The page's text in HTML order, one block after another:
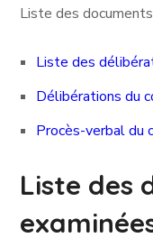
Liste des
Liste des
Délibérations du
Procès-verbal du
Liste des